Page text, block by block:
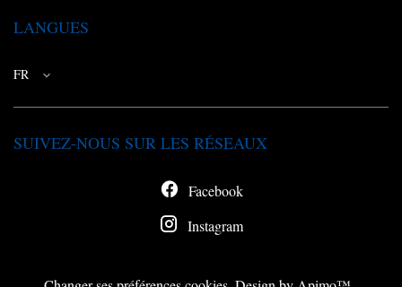
LANGUES
FR
SUIVEZ-NOUS SUR LES RÉSEAUX
Facebook
Instagram